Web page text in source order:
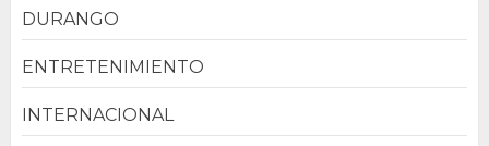
DURANGO
ENTRETENIMIENTO
INTERNACIONAL